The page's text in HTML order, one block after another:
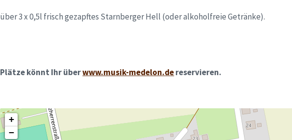
über 3 x 0,5l frisch gezapftes Starnberger Hell (oder alkoholfreie Getränke).
Plätze könnt Ihr überwww.musik-medelon.dereservieren.
+
−